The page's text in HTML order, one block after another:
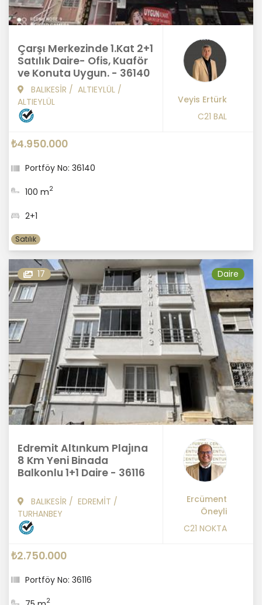
Çarşı Merkezinde 1.Kat 2+1
Satılık Daire- Ofis, Kuaför
ve Konuta Uygun. - 36140
BALIKESİR / ALTIEYLÜL /
ALTIEYLÜL
Veyis Ertürk
C21 BAL
₺4.950.000
Portföy No: 36140
100 m2
2+1
Satılık
17 Daire
Edremit Altınkum Plajına
8 Km Yeni Binada
Balkonlu 1+1 Daire - 36116
BALIKESİR / EDREMİT /
TURHANBEY
Ercüment
Öneyli
C21 NOKTA
₺2.750.000
Portföy No: 36116
2